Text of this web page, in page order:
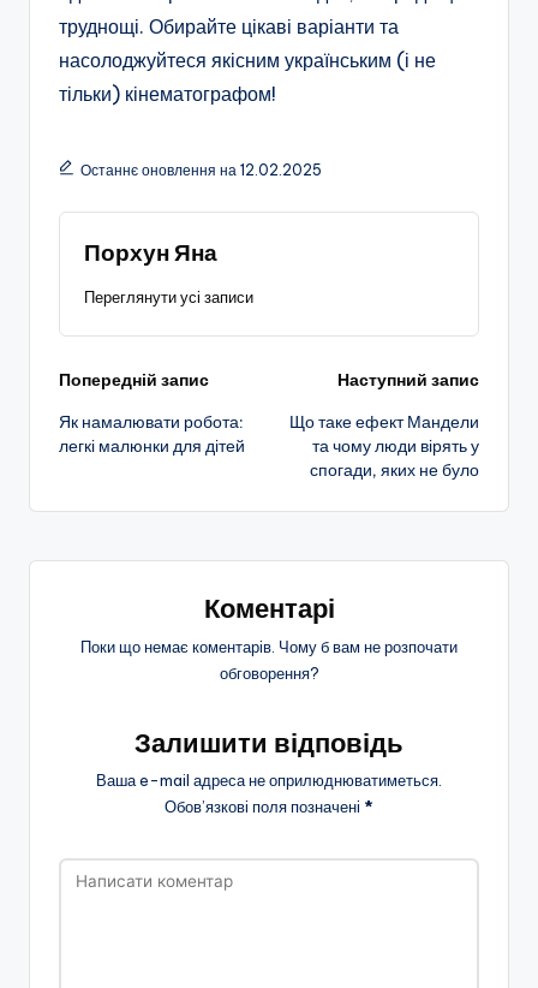
труднощі. Обирайте цікаві варіанти та
насолоджуйтеся якісним українським (і не
тільки) кінематографом!
Останнє оновлення на 12.02.2025
Порхун Яна
Переглянути усі записи
Навігація
по
Попередній запис
Як намалювати робота:
легкі малюнки для дітей
Наступний запис
Що таке ефект Мандели
та чому люди вірять у
спогади, яких не було
Коментарі
Поки що немає коментарів. Чому б вам не розпочати
обговорення?
Залишити відповідь
Ваша e-mail адреса не оприлюднюватиметься.
Обов’язкові поля позначені *